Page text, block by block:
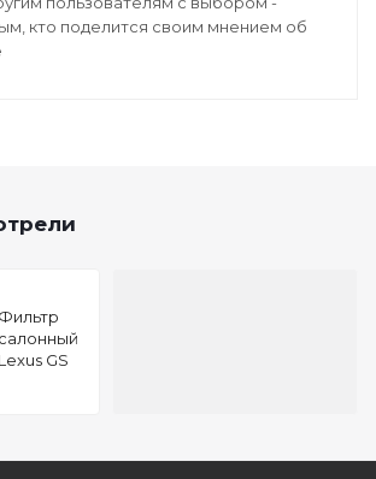
кто поделится своим мнением об
Фильтр
салонный
Lexus GS